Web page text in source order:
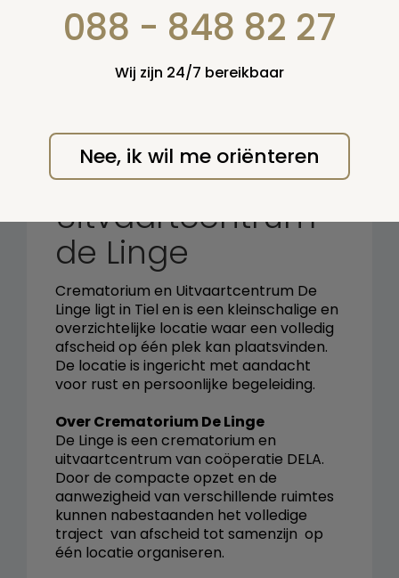
Zoeken
Terug naar overzicht
Crematorium en
Uitvaartcentrum
de Linge
Crematorium en Uitvaartcentrum De
Linge ligt in Tiel en is een kleinschalige en
overzichtelijke locatie waar een volledig
afscheid op één plek kan plaatsvinden.
De locatie is ingericht met aandacht
voor rust en persoonlijke begeleiding.
Over Crematorium De Linge
De Linge is een crematorium en
uitvaartcentrum van coöperatie DELA.
Door de compacte opzet en de
aanwezigheid van verschillende ruimtes
kunnen nabestaanden het volledige
traject  van afscheid tot samenzijn  op
één locatie organiseren.
088 - 848 82 27
Wij zijn 24/7 bereikbaar
Nee, ik wil me oriënteren